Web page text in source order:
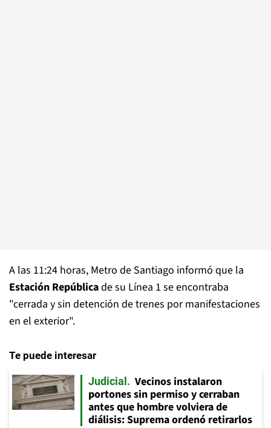
A las 11:24 horas, Metro de Santiago informó que la
Estación Repúblicade su Línea 1 se encontraba
"cerrada y sin detención de trenes por manifestaciones
en el exterior".
Te puede interesar
Judicial
Vecinos instalaron
portones sin permiso y cerraban
antes que hombre volviera de
diálisis: Suprema ordenó retirarlos